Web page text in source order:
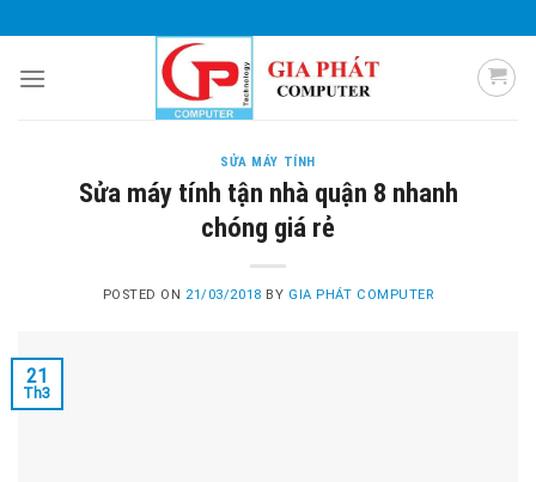
to
content
SỬA MÁY TÍNH
Sửa máy tính tận nhà quận 8 nhanh
chóng giá rẻ
POSTED ON 21/03/2018 BY GIA PHÁT COMPUTER
21
Th3